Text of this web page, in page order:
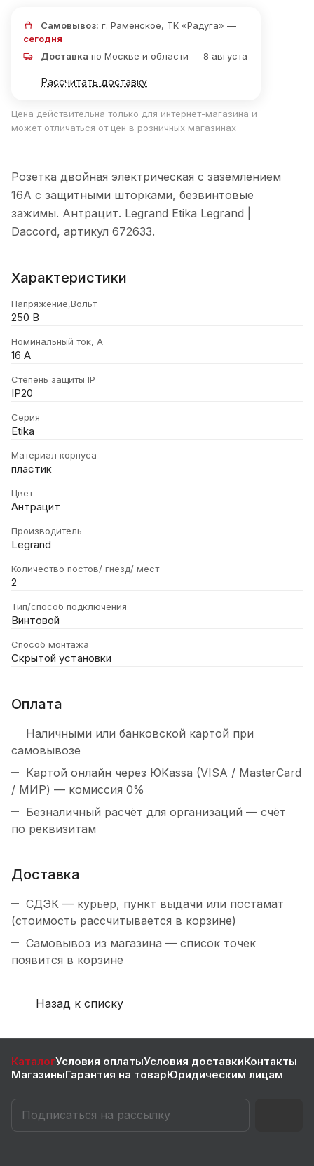
Самовывоз: г. Раменское, ТК «Радуга» —
сегодня
Доставка по Москве и области — 8 августа
Рассчитать доставку
Цена действительна только для интернет-магазина и
может отличаться от цен в розничных магазинах
Розетка двойная электрическая с заземлением
16А с защитными шторками, безвинтовые
зажимы. Антрацит. Legrand Etika Legrand |
Daccord, артикул 672633.
Характеристики
Напряжение,Вольт
250 В
Номинальный ток, А
16 А
Степень защиты IP
IP20
Серия
Etika
Материал корпуса
пластик
Цвет
Антрацит
Производитель
Legrand
Количество постов/ гнезд/ мест
2
Тип/способ подключения
Винтовой
Способ монтажа
Скрытой установки
Оплата
Наличными или банковской картой при
самовывозе
Картой онлайн через ЮKassa (VISA / MasterCard
/ МИР) — комиссия 0%
Безналичный расчёт для организаций — счёт
по реквизитам
Доставка
СДЭК — курьер, пункт выдачи или постамат
(стоимость рассчитывается в корзине)
Самовывоз из магазина — список точек
появится в корзине
Назад к списку
КаталогУсловия оплатыУсловия доставкиКонтакты
МагазиныГарантия на товарЮридическим лицам